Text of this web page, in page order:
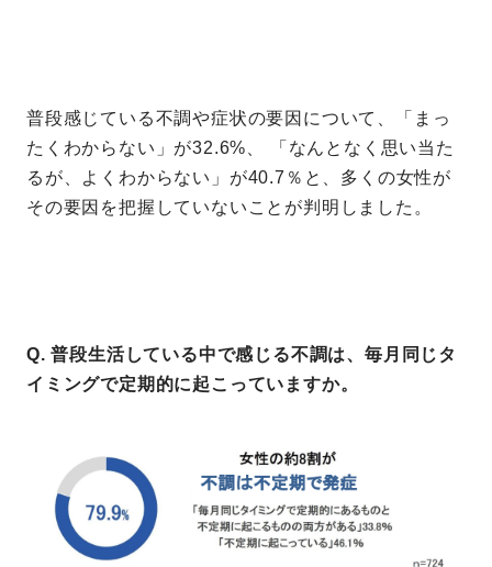
普段感じている不調や症状の要因について、「まっ
たくわからない」が32.6%、 「なんとなく思い当た
るが、よくわからない」が40.7％と、多くの女性が
その要因を把握していないことが判明しました。
Q. 普段生活している中で感じる不調は、毎月同じタ
イミングで定期的に起こっていますか。